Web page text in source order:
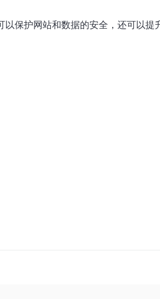
保护网站和数据的安全，还可以